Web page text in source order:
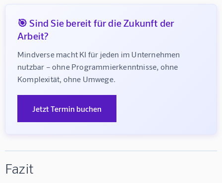
🎯 Sind Sie bereit für die Zukunft der
Arbeit?
Mindverse macht KI für jeden im Unternehmen
nutzbar – ohne Programmierkenntnisse, ohne
Komplexität, ohne Umwege.
Jetzt Termin buchen
Fazit